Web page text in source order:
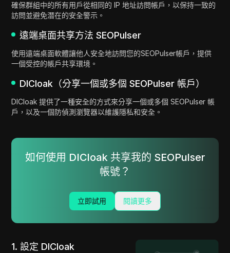
確保群組中的所有用戶從相同的 IP 地址訪問帳戶，以保持一致的
訪問並避免潛在的安全警示。
遠端桌面共享方法 SEOPulser
使用遠端桌面軟體讓他人安全地訪問您的SEOPulser帳戶，提供
一個受控的帳戶共享環境。
DICloak（分享一個或多個 SEOPulser 帳戶）
DICloak 提供了一種安全的方式來分享一個或多個 SEOPulser 帳
戶，以及一個防偵測瀏覽器以維護隱私和安全。
如何使用 DICloak 共享我的 SEOPulser
帳號？
立即試用 閱讀更多
1. 設定 DICloak